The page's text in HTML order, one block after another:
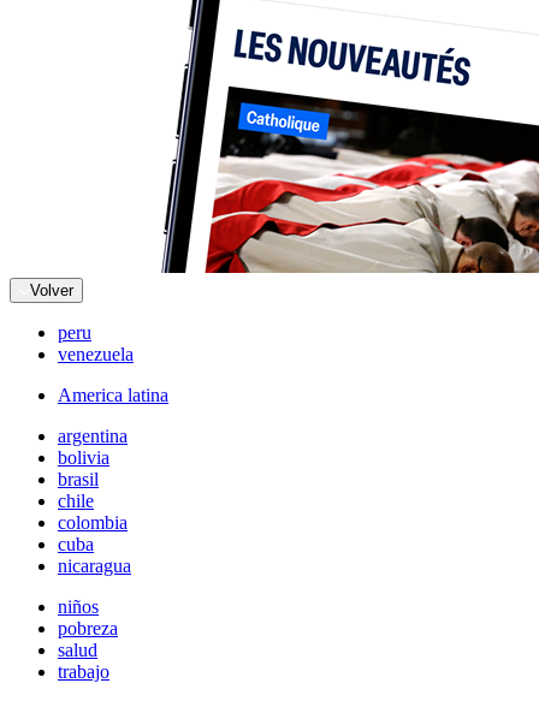
Volver
peru
venezuela
America latina
argentina
bolivia
brasil
chile
colombia
cuba
nicaragua
niños
pobreza
salud
trabajo